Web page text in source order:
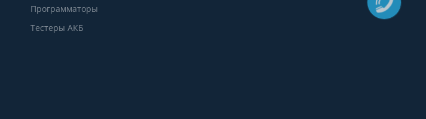
Программаторы
Тестеры АКБ